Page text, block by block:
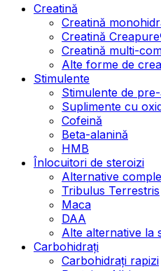
Creatină
Creatină
Creatină
Creatină multi-
Alte forme de
Stimulente
Stimulente de
Suplimente cu
Cofeină
Beta-alanină
HMB
Înlocuitori de steroizi
Alternative
Tribulus Terrestris
Maca
DAA
Alte alternative la
Carbohidrați
Carbohidrați rapizi